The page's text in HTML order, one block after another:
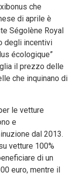
che
di aprile è
Ségolène Royal
degli incentivi
écologique”
il prezzo delle
che inquinano di
le vetture
e
dal 2013.
vetture 100%
di un
euro, mentre il